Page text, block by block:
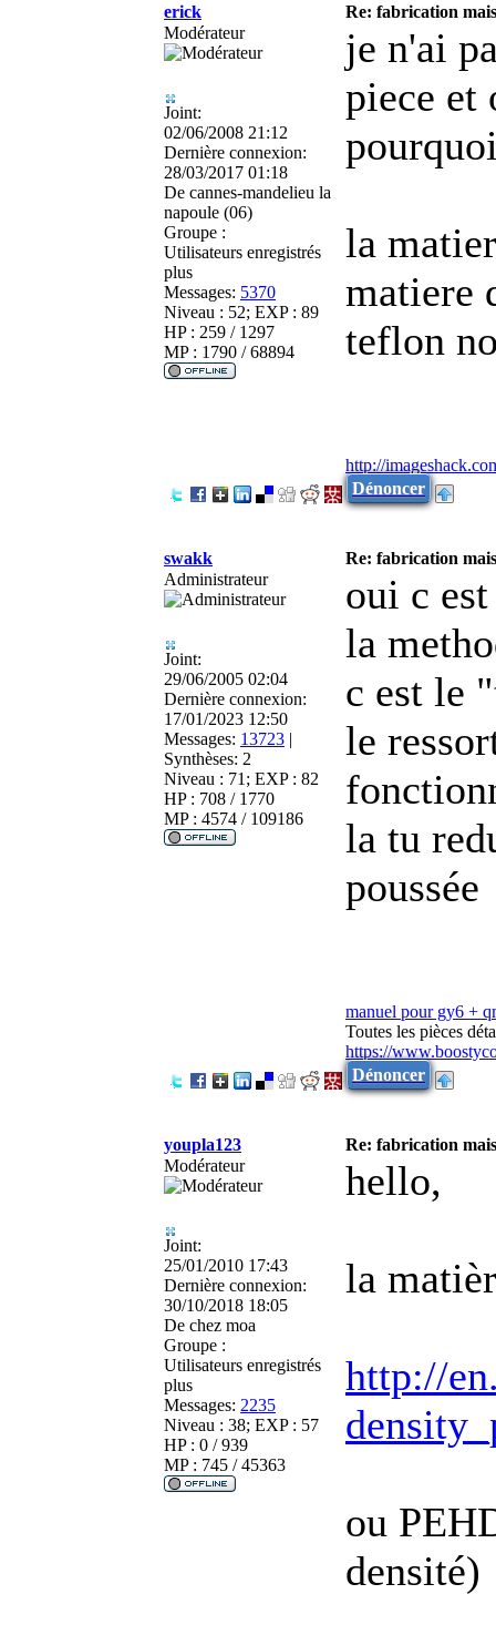
erick
Re: fabrication
Modérateur
Joint:
02/06/2008 21:12
Dernière connexion:
28/03/2017 01:18
De cannes-mandelieu la
napoule (06)
Groupe :
Utilisateurs enregistrés
plus
Messages: 5370
Niveau : 52; EXP : 89
HP : 259 / 1297
MP : 1790 / 68894
je n'ai
piece et
la
matiere
teflon
http://
Dénoncer
swakk
Re: fabrication
Administrateur
Joint:
29/06/2005 02:04
Dernière connexion:
17/01/2023 12:50
Messages: 13723 |
Synthèses: 2
Niveau : 71; EXP : 82
HP : 708 / 1770
MP : 4574 / 109186
oui c
la
c est le
le
la tu
poussée
manuel pour gy6 +
Toutes les pièces
https://
Dénoncer
youpla123
Re: fabrication
Modérateur
Joint:
25/01/2010 17:43
Dernière connexion:
30/10/2018 18:05
De chez moa
Groupe :
Utilisateurs enregistrés
plus
Messages: 2235
Niveau : 38; EXP : 57
HP : 0 / 939
MP : 745 / 45363
hello,
la
http://
ou
densité)